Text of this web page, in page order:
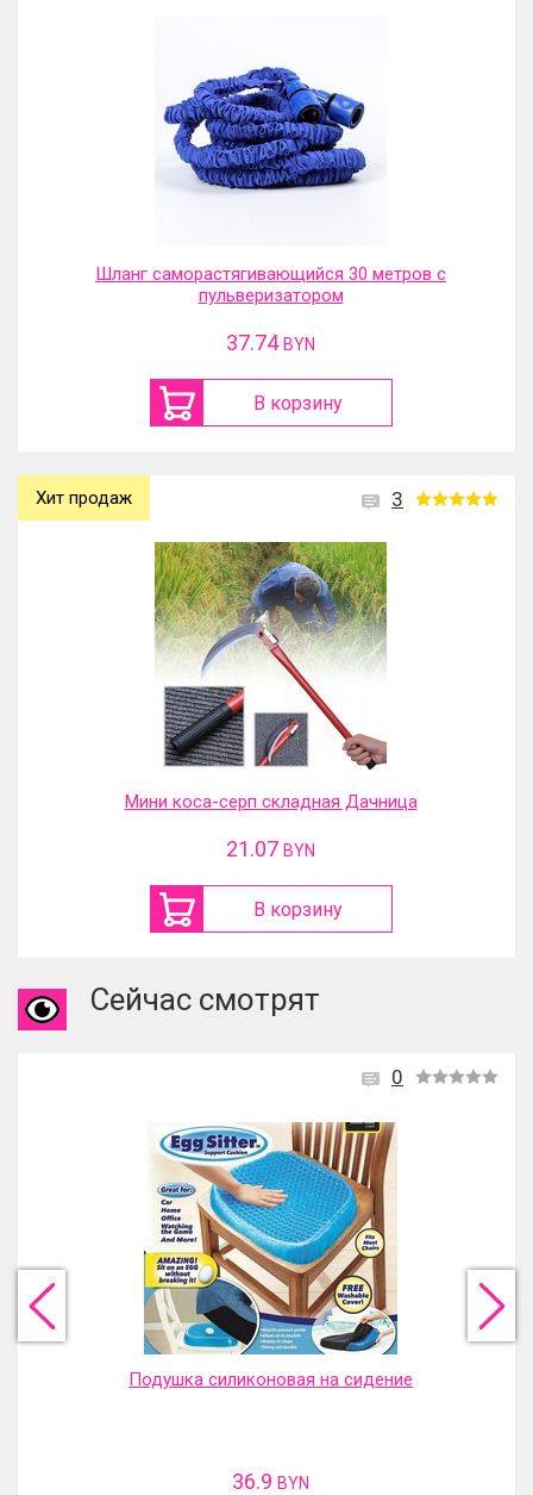
Шланг саморастягивающийся 30 метров с
пульверизатором
37.74 BYN
В корзину
3
Хит продаж
Мини коса-серп складная Дачница
21.07 BYN
В корзину
Сейчас смотрят
0
Подушка силиконовая на сидение
36.9 BYN